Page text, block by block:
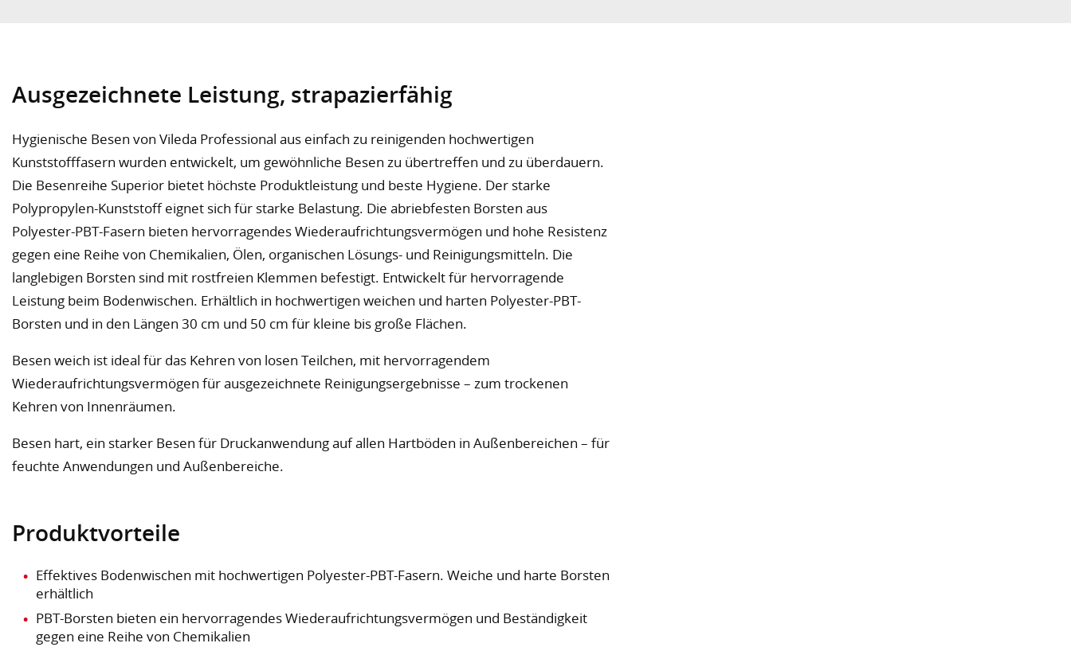
Ausgezeichnete Leistung, strapazierfähig
Hygienische Besen von Vileda Professional aus einfach zu reinigenden hochwertigen
Kunststofffasern wurden entwickelt, um gewöhnliche Besen zu übertreffen und zu überdauern.
Die Besenreihe Superior bietet höchste Produktleistung und beste Hygiene. Der starke
Polypropylen-Kunststoff eignet sich für starke Belastung. Die abriebfesten Borsten aus
Polyester-PBT-Fasern bieten hervorragendes Wiederaufrichtungsvermögen und hohe Resistenz
gegen eine Reihe von Chemikalien, Ölen, organischen Lösungs- und Reinigungsmitteln. Die
langlebigen Borsten sind mit rostfreien Klemmen befestigt. Entwickelt für hervorragende
Leistung beim Bodenwischen. Erhältlich in hochwertigen weichen und harten Polyester-PBT-
Borsten und in den Längen 30 cm und 50 cm für kleine bis große Flächen.
Besen weich ist ideal für das Kehren von losen Teilchen, mit hervorragendem
Wiederaufrichtungsvermögen für ausgezeichnete Reinigungsergebnisse – zum trockenen
Kehren von Innenräumen.
Besen hart, ein starker Besen für Druckanwendung auf allen Hartböden in Außenbereichen – für
feuchte Anwendungen und Außenbereiche.
Produktvorteile
Effektives Bodenwischen mit hochwertigen Polyester-PBT-Fasern. Weiche und harte Borsten
erhältlich
PBT-Borsten bieten ein hervorragendes Wiederaufrichtungsvermögen und Beständigkeit
gegen eine Reihe von Chemikalien